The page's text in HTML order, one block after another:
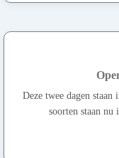
Deze twee dagen
soorten staan nu